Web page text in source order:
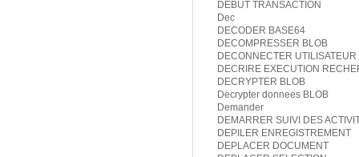
DEBUT TRANSACTION
Dec
DECODER BASE64
DECOMPRESSER BLOB
DECONNECTER UTILISATEUR
DECRIRE EXECUTION
DECRYPTER BLOB
Decrypter donnees BLOB
Demander
DEMARRER SUIVI DES
DEPILER ENREGISTREMENT
DEPLACER DOCUMENT